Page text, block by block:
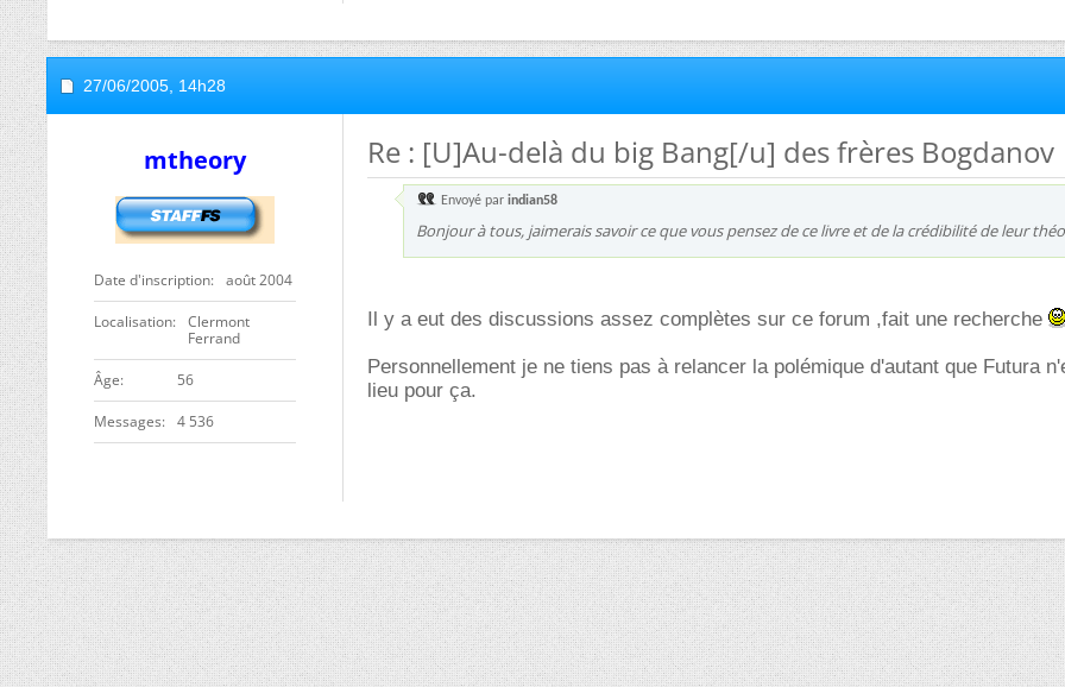
27/06/2005, 14h28
mtheory
Date d'inscription août 2004
Localisation
Clermont
Ferrand
ge 56
Messages 4 536
Re : [U]Au-delà du big Bang[/u] des frères Bogdanov
Envoyé par indian58
Bonjour à tous, jaimerais savoir ce que vous pensez de ce livre et de la crédibilité de leur
Il y a eut des discussions assez complètes sur ce forum ,fait une recherche
Personnellement je ne tiens pas à relancer la polémique d'autant que Futura
lieu pour ça.